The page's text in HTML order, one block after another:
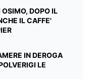
OSIMO, DOPO IL
IL CAFFE'
IN DEROGA
LE